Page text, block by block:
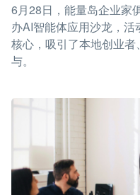
6月28日，能量岛企业家
办AI智能体应用沙龙，
核心，吸引了本地创业
与。